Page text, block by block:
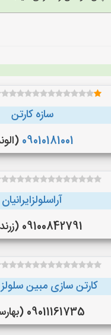
سازه کارتن
09010181001
آراسلولزایرانیان
09100842791 (زرندیه )
کارتن سازی مبین
09011161735 (بهارستان)